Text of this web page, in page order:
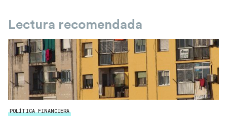
Lectura recomendada
POLÍTICA FINANCIERA